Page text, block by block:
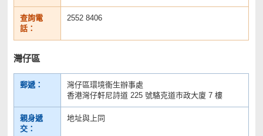
查詢電
話：
2552 8406
灣仔區
郵遞：
灣仔區環境衞生辦事處
香港灣仔軒尼詩道 225 號駱克道市政大廈 7 樓
親身遞
交：
地址與上同